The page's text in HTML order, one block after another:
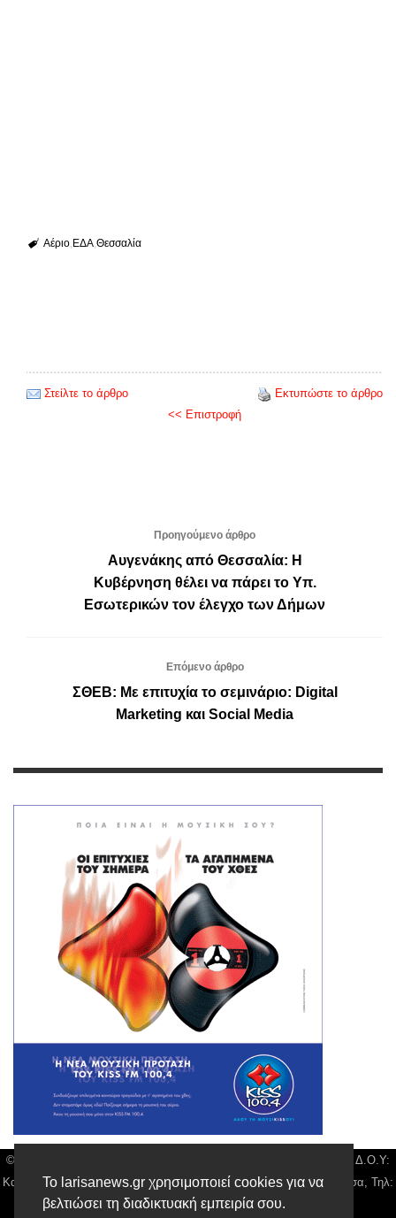
Το larisanews.gr χρησιμοποιεί cookies για να
βελτιώσει τη διαδικτυακή εμπειρία σου.
Αέριο ΕΔΑ Θεσσαλία
Στείλτε το άρθρο
Εκτυπώστε το άρθρο
<< Επιστροφή
Προηγούμενο άρθρο
Αυγενάκης από Θεσσαλία: Η
Κυβέρνηση θέλει να πάρει το Υπ.
Εσωτερικών τον έλεγχο των Δήμων
Επόμενο άρθρο
ΣΘΕΒ: Με επιτυχία το σεμινάριο: Digital
Marketing και Social Media
© Larisa News | Διακριτικός Τίτλος: Orion Media, ΑΦΜ: 043750542, Δ.Ο.Υ:
Καρδίτσας, Υπο/μα Λάρισας, Δ/νση: Φαρμακίδου 36 τ.κ 41222 Λάρισα, Τηλ:
2410 259100, email: news@larisanews.gr